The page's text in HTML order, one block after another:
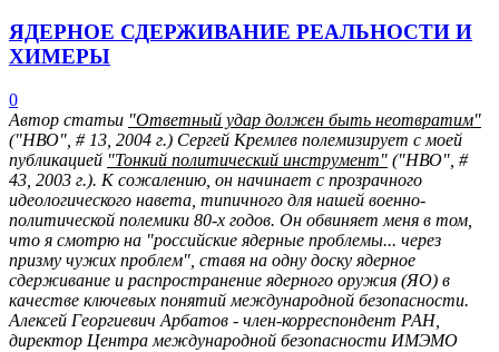
ЯДЕРНОЕ СДЕРЖИВАНИЕ РЕАЛЬНОСТИ И
ХИМЕРЫ
0
Автор статьи "Ответный удар должен быть неотвратим"
("НВО", # 13, 2004 г.) Сергей Кремлев полемизирует с моей
публикацией "Тонкий политический инструмент" ("НВО", #
43, 2003 г.). К сожалению, он начинает с прозрачного
идеологического навета, типичного для нашей военно-
политической полемики 80-х годов. Он обвиняет меня в том,
что я смотрю на "российские ядерные проблемы... через
призму чужих проблем", ставя на одну доску ядерное
сдерживание и распространение ядерного оружия (ЯО) в
качестве ключевых понятий международной безопасности.
Алексей Георгиевич Арбатов - член-корреспондент РАН,
директор Центра международной безопасности ИМЭМО